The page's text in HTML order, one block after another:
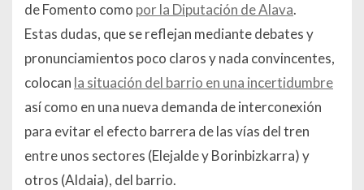
de Fomento como por la Diputación de Alava.
Estas dudas, que se reflejan mediante debates y
pronunciamientos poco claros y nada convincentes,
colocan la situación del barrio en una incertidumbre
así como en una nueva demanda de interconexión
para evitar el efecto barrera de las vías del tren
entre unos sectores (Elejalde y Borinbizkarra) y
otros (Aldaia), del barrio.